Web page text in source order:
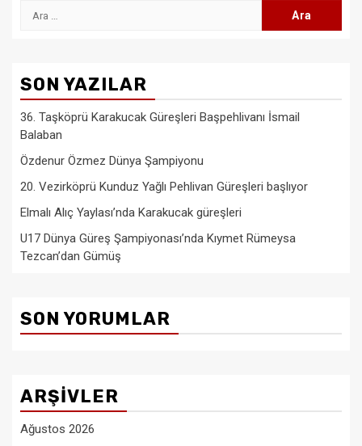
Arama:
SON YAZILAR
36. Taşköprü Karakucak Güreşleri Başpehlivanı İsmail
Balaban
Özdenur Özmez Dünya Şampiyonu
20. Vezirköprü Kunduz Yağlı Pehlivan Güreşleri başlıyor
Elmalı Alıç Yaylası’nda Karakucak güreşleri
U17 Dünya Güreş Şampiyonası’nda Kıymet Rümeysa
Tezcan’dan Gümüş
SON YORUMLAR
ARŞIVLER
Ağustos 2026